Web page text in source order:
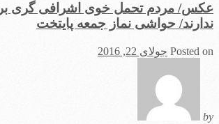
عکس/ مردم تحمل خوی اشرافی گری
ندارند/ حواشی نماز جمعه پایتخت
Posted on جولای 22, 2016
by